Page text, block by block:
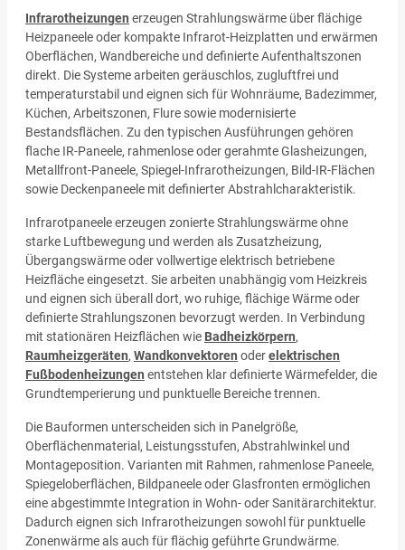
Infrarotheizungen erzeugen Strahlungswärme über flächige
Heizpaneele oder kompakte Infrarot-Heizplatten und erwärmen
Oberflächen, Wandbereiche und definierte Aufenthaltszonen
direkt. Die Systeme arbeiten geräuschlos, zugluftfrei und
temperaturstabil und eignen sich für Wohnräume, Badezimmer,
Küchen, Arbeitszonen, Flure sowie modernisierte
Bestandsflächen. Zu den typischen Ausführungen gehören
flache IR-Paneele, rahmenlose oder gerahmte Glasheizungen,
Metallfront-Paneele, Spiegel-Infrarotheizungen, Bild-IR-Flächen
sowie Deckenpaneele mit definierter Abstrahlcharakteristik.
Infrarotpaneele erzeugen zonierte Strahlungswärme ohne
starke Luftbewegung und werden als Zusatzheizung,
Übergangswärme oder vollwertige elektrisch betriebene
Heizfläche eingesetzt. Sie arbeiten unabhängig vom Heizkreis
und eignen sich überall dort, wo ruhige, flächige Wärme oder
definierte Strahlungszonen bevorzugt werden. In Verbindung
mit stationären Heizflächen wie Badheizkörpern,
Raumheizgeräten, Wandkonvektoren oderelektrischen
Fußbodenheizungen entstehen klar definierte Wärmefelder, die
Grundtemperierung und punktuelle Bereiche trennen.
Die Bauformen unterscheiden sich in Panelgröße,
Oberflächenmaterial, Leistungsstufen, Abstrahlwinkel und
Montageposition. Varianten mit Rahmen, rahmenlose Paneele,
Spiegeloberflächen, Bildpaneele oder Glasfronten ermöglichen
eine abgestimmte Integration in Wohn- oder Sanitärarchitektur.
Dadurch eignen sich Infrarotheizungen sowohl für punktuelle
Zonenwärme als auch für flächig geführte Grundwärme.